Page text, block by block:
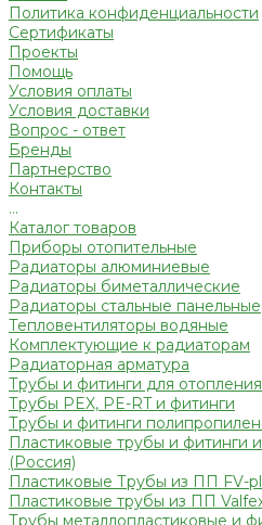
Политика конфиденциальности
Сертификаты
Проекты
Помощь
Условия оплаты
Условия доставки
Вопрос - ответ
Бренды
Партнерство
Контакты
...
Каталог товаров
Приборы отопительные
Радиаторы алюминиевые
Радиаторы биметаллические
Радиаторы стальные панельные
Тепловентиляторы водяные
Комплектующие к радиаторам
Радиаторная арматура
Трубы и фитинги для
Трубы PEX, PE-RT и фитинги
Трубы и фитинги
Пластиковые трубы и фитинги
(Россия)
Пластиковые Трубы из ПП FV-
Пластиковые трубы из ПП
Трубы металлопластиковые и